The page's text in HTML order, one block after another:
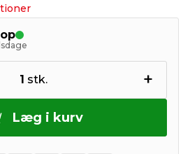
1 stk. +
Læg i kurv